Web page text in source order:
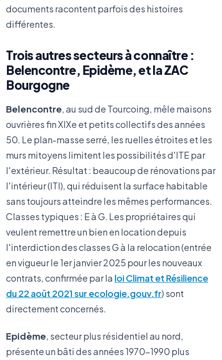
documents racontent parfois des histoires
différentes.
Trois autres secteurs à connaître :
Belencontre, Epidème, et la ZAC
Bourgogne
Belencontre, au sud de Tourcoing, mêle maisons
ouvrières fin XIXe et petits collectifs des années
50. Le plan-masse serré, les ruelles étroites et les
murs mitoyens limitent les possibilités d'ITE par
l'extérieur. Résultat : beaucoup de rénovations par
l'intérieur (ITI), qui réduisent la surface habitable
sans toujours atteindre les mêmes performances.
Classes typiques : E à G. Les propriétaires qui
veulent remettre un bien en location depuis
l'interdiction des classes G à la relocation (entrée
en vigueur le 1er janvier 2025 pour les nouveaux
contrats, confirmée par la loi Climat et Résilience
du 22 août 2021 sur ecologie.gouv.fr) sont
directement concernés.
Epidème, secteur plus résidentiel au nord,
présente un bâti des années 1970-1990 plus